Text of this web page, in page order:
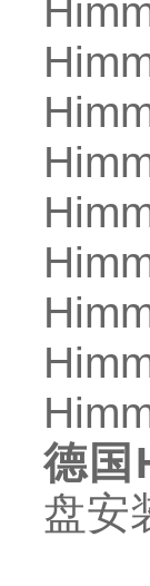
德国
盘安